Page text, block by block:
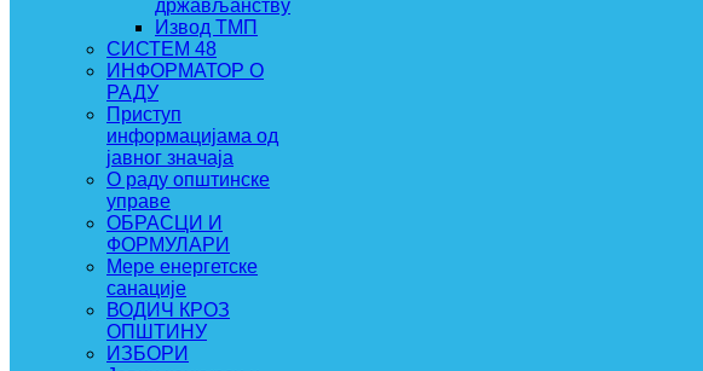
држављанству
Извод ТМП
СИСТЕМ 48
ИНФОРМАТОР О
РАДУ
Приступ
информацијама од
јавног значаја
О раду општинске
управе
ОБРАСЦИ И
ФОРМУЛАРИ
Мере енергетске
санације
ВОДИЧ КРОЗ
ОПШТИНУ
ИЗБОРИ